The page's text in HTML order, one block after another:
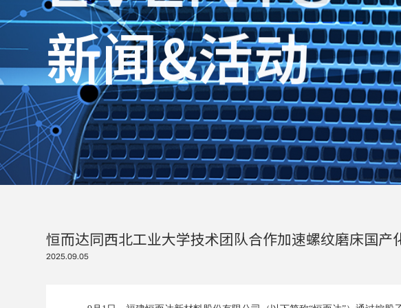
新闻&活动
恒而达同西北工业大学技术团队合作加速螺纹磨床国产
2025.09.05